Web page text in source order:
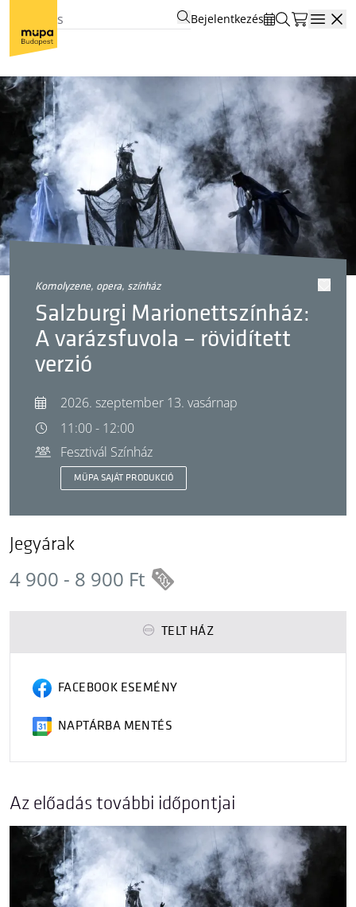
Bejelentkezés
komolyzene, opera, színház
Salzburgi Marionettszínház:
A varázsfuvola – rövidített
verzió
2026. szeptember 13. vasárnap
11:00 - 12:00
Fesztivál Színház
MÜPA SAJÁT PRODUKCIÓ
Jegyárak
4 900 - 8 900 Ft
TELT HÁZ
FACEBOOK ESEMÉNY
NAPTÁRBA MENTÉS
Az előadás további időpontjai